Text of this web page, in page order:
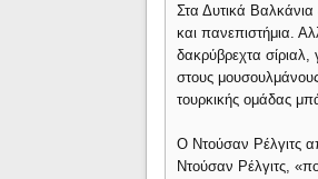
Στα Δυτικά Βαλκάνια
και πανεπιστήμια.
δακρύβρεχτα σίριαλ,
στους
τουρκικής ομάδας
Ο Ντούσαν Ρέλγιτς
Ντούσαν Ρέλγιτς,